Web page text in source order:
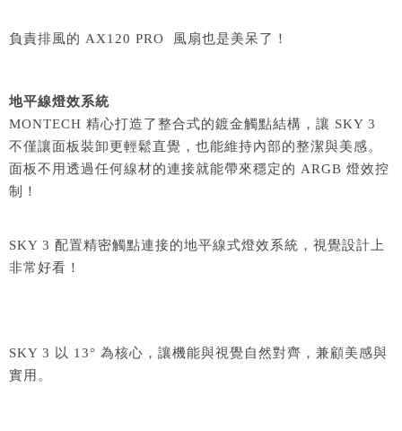
負責排風的 AX120 PRO 風扇也是美呆了！
地平線燈效系統
MONTECH 精心打造了整合式的鍍金觸點結構，讓 SKY 3
不僅讓面板裝卸更輕鬆直覺，也能維持內部的整潔與美感。
面板不用透過任何線材的連接就能帶來穩定的 ARGB 燈效控
制！
SKY 3 配置精密觸點連接的地平線式燈效系統，視覺設計上
非常好看！
SKY 3 以 13° 為核心，讓機能與視覺自然對齊，兼顧美感與
實用。